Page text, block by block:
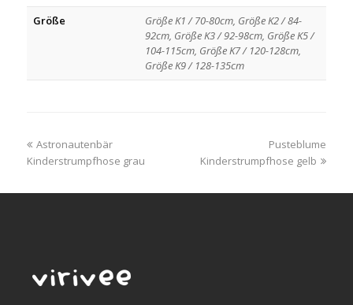
Größe
Größe K1 / 70-80cm, Größe K2 / 84-
92cm, Größe K3 / 92-98cm, Größe K5 /
104-115cm, Größe K7 / 120-128cm,
Größe K9 / 128-135cm
previous
post:
Astronautenbär
Kinderstrumpfhose grau
next
post:
Pusteblume
Kinderstrumpfhose gelb